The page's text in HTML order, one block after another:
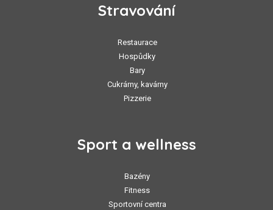
Stravování
Restaurace
Hospůdky
Bary
Cukrárny, kavárny
Pizzerie
Sport a wellness
Bazény
Fitness
Sportovní centra